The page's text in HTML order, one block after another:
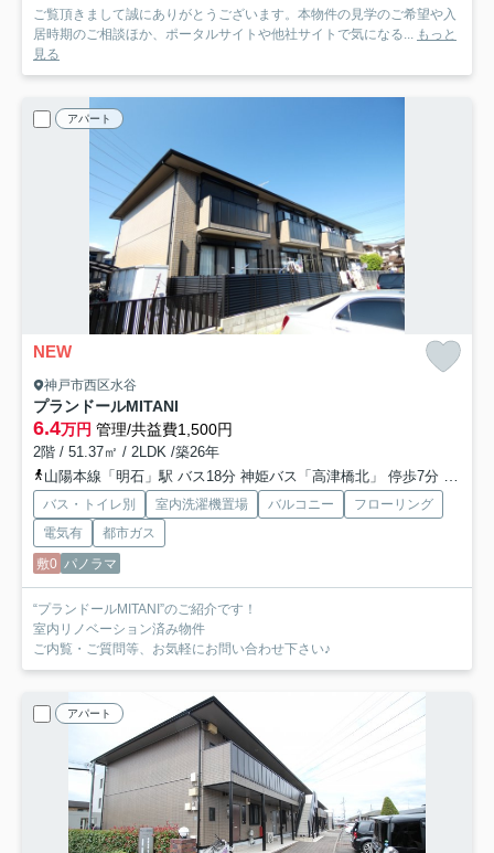
ご覧頂きまして誠にありがとうございます。本物件の見学のご希望や入
居時期のご相談ほか、ポータルサイトや他社サイトで気になる...
もっと
見る
アパート
NEW
神戸市西区水谷
プランドールMITANI
6.4万円 管理/共益費1,500円
2階 / 51.37㎡ / 2LDK /築26年
山陽本線「明石」駅 バス18分 神姫バス「高津橋北」 停歩7分
バス・トイレ別 室内洗濯機置場 バルコニー
フローリング
電気有
都市ガス
敷0 パノラマ
“プランドールMITANI”のご紹介です！
室内リノベーション済み物件
ご内覧・ご質問等、お気軽にお問い合わせ下さい♪
アパート